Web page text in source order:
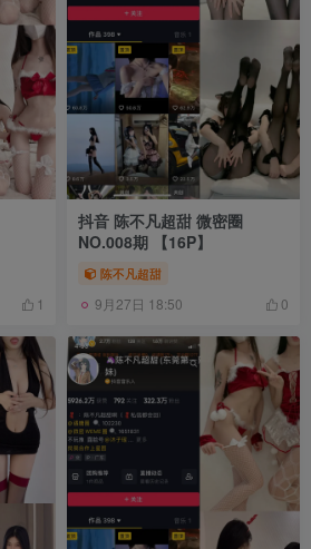
1
抖音 陈不凡超甜 微密圈
NO.008期 【16P】
陈不凡超甜
9月27日 18:50 0